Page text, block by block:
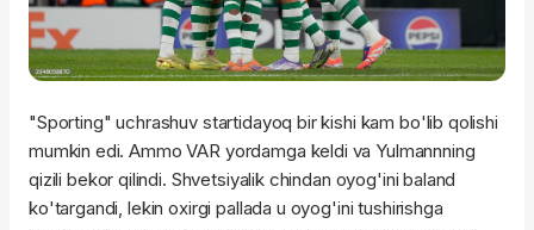
"Sporting" uchrashuv startidayoq bir kishi kam bo'lib qolishi
mumkin edi. Ammo VAR yordamga keldi va Yulmannning
qizili bekor qilindi. Shvetsiyalik chindan oyog'ini baland
ko'targandi, lekin oxirgi pallada u oyog'ini tushirishga